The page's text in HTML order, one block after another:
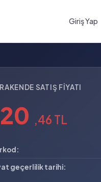
Giriş Yap
SATIŞ FIYATI
,46 TL
geçerlilik tarihi: